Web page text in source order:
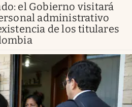
el Gobierno visitará
administrativo
de los titulares